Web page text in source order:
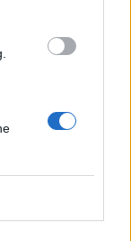
prie
žmones:
su